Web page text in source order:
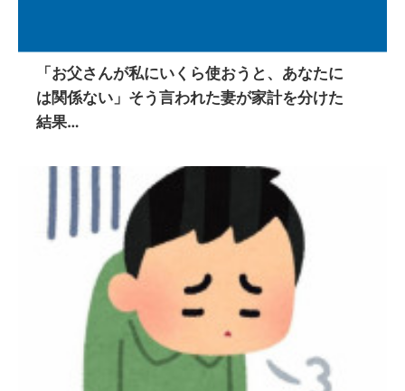
「お父さんが私にいくら使おうと、あなたに
は関係ない」そう言われた妻が家計を分けた
結果…